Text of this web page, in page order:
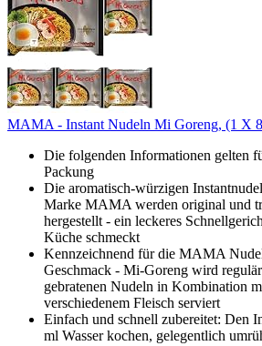
MAMA - Instant Nudeln Mi Goreng, (1 X
Die folgenden Informationen gelten
Packung
Die aromatisch-würzigen
Marke MAMA werden original und
hergestellt - ein leckeres
Küche schmeckt
Kennzeichnend für die MAMA
Geschmack - Mi-Goreng wird
gebratenen Nudeln in Kombination
verschiedenem Fleisch serviert
Einfach und schnell zubereitet: Den
ml Wasser kochen, gelegentlich